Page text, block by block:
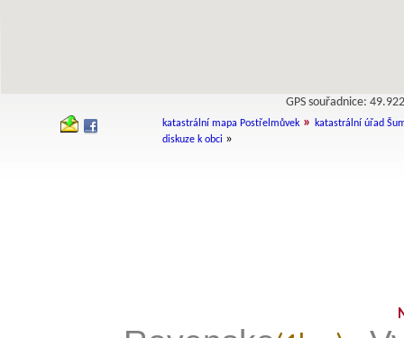
GPS souřadnice:
katastrální mapa Postřelmůvek » katastrální úřad
diskuze k obci »